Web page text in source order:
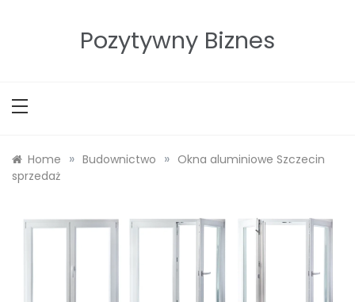
Pozytywny Biznes
Home » Budownictwo » Okna aluminiowe Szczecin
sprzedaż